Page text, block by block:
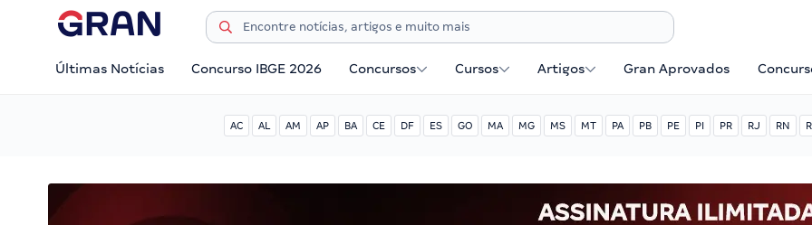
Últimas Notícias Concurso IBGE 2026 Concursos Cursos Artigos Gran Aprovados
AC AL AM AP BA CE DF ES GO MA MG MS MT PA PB PE PI PR RJ RN